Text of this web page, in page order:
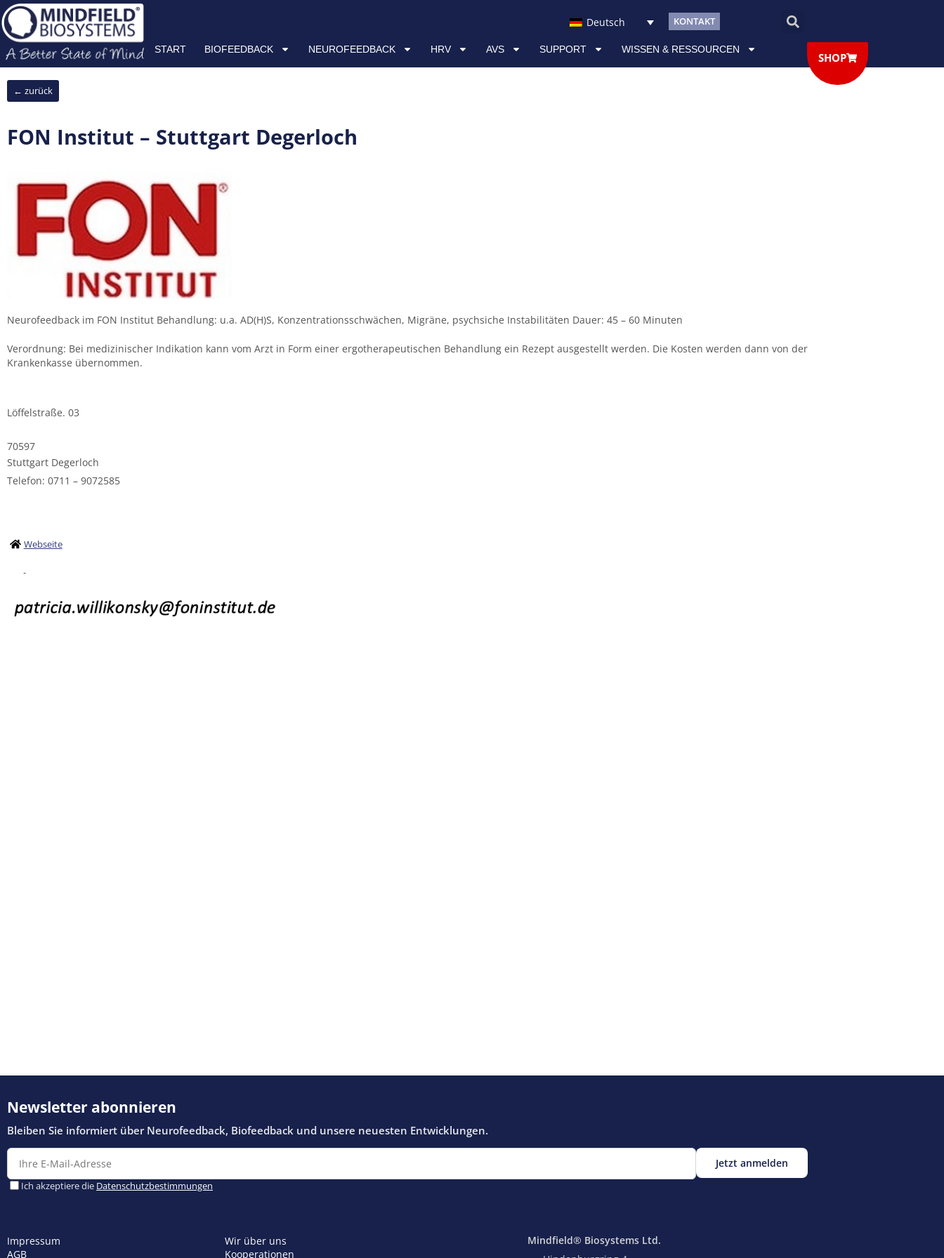
Zum
Inhalt
springen
START BIOFEEDBACK
Deutsch KONTAKT
START BIOFEEDBACK NEUROFEEDBACK HRV AVS SUPPORT WISSEN & RESSOURCEN
SHOP
← zurück
FON Institut – Stuttgart Degerloch
Neurofeedback im FON Institut Behandlung: u.a. AD(H)S, Konzentrationsschwächen, Migräne, psychsiche Instabilitäten Dauer: 45 – 60 Minuten
Verordnung: Bei medizinischer Indikation kann vom Arzt in Form einer ergotherapeutischen Behandlung ein Rezept ausgestellt werden. Die Kosten werden dann von der
Krankenkasse übernommen.
Löffelstraße. 03
70597
Stuttgart Degerloch
Telefon: 0711 – 9072585
Webseite
Impressum
AGB
Wir über uns
Kooperationen
Mindfield® Biosystems Ltd.